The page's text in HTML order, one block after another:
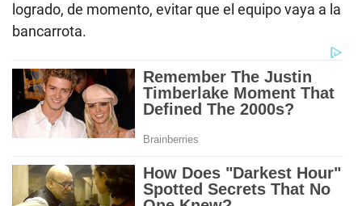
logrado, de momento, evitar que el equipo vaya a la
bancarrota.